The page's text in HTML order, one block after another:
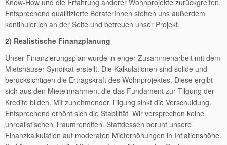
Know-How und die Erfahrung anderer Wohnprojekte zurückgreifen.
Entsprechend qualifizierte BeraterInnen stehen uns außerdem
kontinuierlich an der Seite und betreuen unser Projekt.
2) Realistische Finanzplanung
Unser Finanzierungsplan wurde in enger Zusammenarbeit mit dem
Mietshäuser Syndikat erstellt. Die Kalkulationen sind solide und
berücksichtigen die Ertragskraft des Wohnprojektes. Diese ergibt
sich aus den Mieteinnahmen, die das Fundament zur Tilgung der
Kredite bilden. Mit zunehmender Tilgung sinkt die Verschuldung.
Entsprechend erhöht sich die Stabilität. Wir versprechen keine
unrealistischen Traumrenditen. Stattdessen beruht unsere
Finanzkalkulation auf moderaten Mieterhöhungen in Inflationshöhe.